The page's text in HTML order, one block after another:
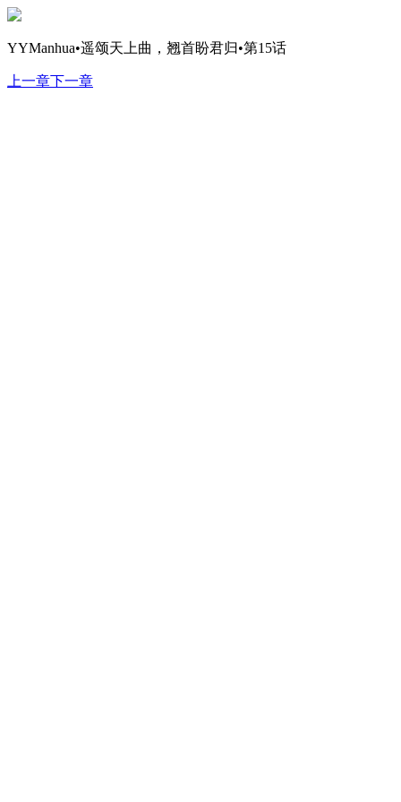
YYManhua•遥颂天上曲，翘首盼君归•第15话
上一章下一章